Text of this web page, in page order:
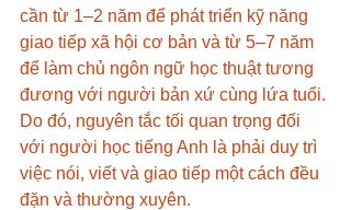
cần từ 1–2 năm để phát triển kỹ năng
giao tiếp xã hội cơ bản và từ 5–7 năm
để làm chủ ngôn ngữ học thuật tương
đương với người bản xứ cùng lứa tuổi.
Do đó, nguyên tắc tối quan trọng đối
với người học tiếng Anh là phải duy trì
việc nói, viết và giao tiếp một cách đều
đặn và thường xuyên.